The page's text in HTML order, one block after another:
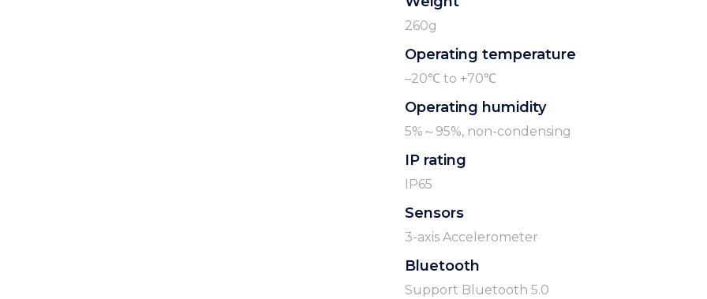
260g
Operating temperature
–20℃ to +70℃
Operating humidity
5%～95%, non-condensing
IP rating
IP65
Sensors
3-axis Accelerometer
Bluetooth
Support Bluetooth 5.0